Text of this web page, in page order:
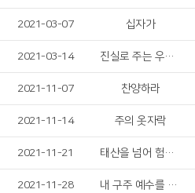
2021-03-07 십자가
2021-03-14 진실로 주는 우리의 슬픔 맡으셨네
2021-11-07 찬양하라
2021-11-14 주의 옷자락
2021-11-21 태산을 넘어 험곡에 가도
2021-11-28 내 구주 예수를 더욱 사랑